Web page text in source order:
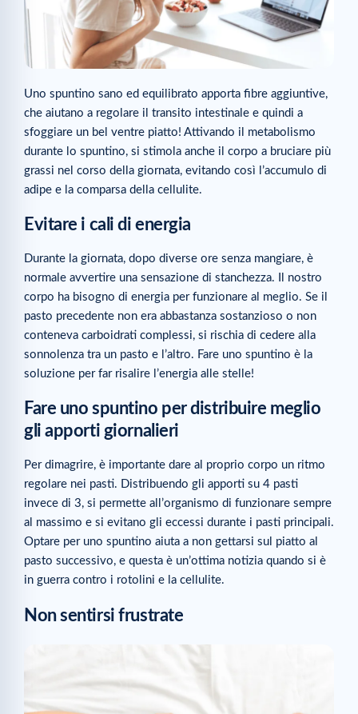
Uno spuntino sano ed equilibrato apporta fibre aggiuntive,
che aiutano a regolare il transito intestinale e quindi a
sfoggiare un bel ventre piatto! Attivando il metabolismo
durante lo spuntino, si stimola anche il corpo a bruciare più
grassi nel corso della giornata, evitando così l’accumulo di
adipe e la comparsa della cellulite.
Evitare i cali di energia
Durante la giornata, dopo diverse ore senza mangiare, è
normale avvertire una sensazione di stanchezza. Il nostro
corpo ha bisogno di energia per funzionare al meglio. Se il
pasto precedente non era abbastanza sostanzioso o non
conteneva carboidrati complessi, si rischia di cedere alla
sonnolenza tra un pasto e l’altro. Fare uno spuntino è la
soluzione per far risalire l’energia alle stelle!
Fare uno spuntino per distribuire meglio
gli apporti giornalieri
Per dimagrire, è importante dare al proprio corpo un ritmo
regolare nei pasti. Distribuendo gli apporti su 4 pasti
invece di 3, si permette all’organismo di funzionare sempre
al massimo e si evitano gli eccessi durante i pasti principali.
Optare per uno spuntino aiuta a non gettarsi sul piatto al
pasto successivo, e questa è un’ottima notizia quando si è
in guerra contro i rotolini e la cellulite.
Non sentirsi frustrate